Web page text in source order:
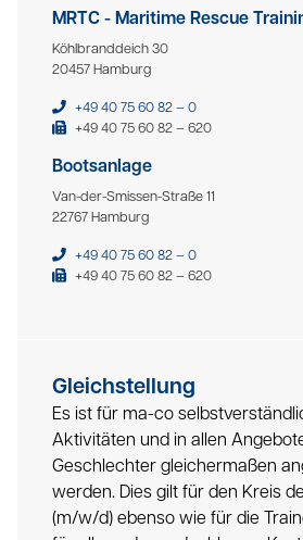
MRTC - Maritime Rescue
Köhlbranddeich 30
20457 Hamburg
+49 40 75 60 82 – 0
+49 40 75 60 82 – 620
Bootsanlage
Van-der-Smissen-Straße 11
22767 Hamburg
+49 40 75 60 82 – 0
+49 40 75 60 82 – 620
Gleichstellung
Es ist für ma-co
Aktivitäten und in allen
Geschlechter gleichermaßen
werden. Dies gilt für den Kreis
(m/w/d) ebenso wie für die